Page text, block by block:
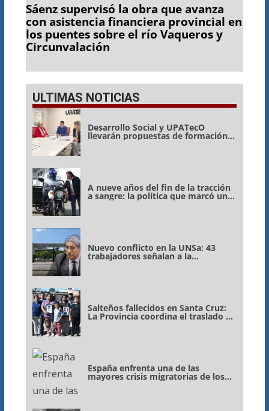
Sáenz supervisó la obra que avanza
con asistencia financiera provincial en
los puentes sobre el río Vaqueros y
Circunvalación
ULTIMAS NOTICIAS
Desarrollo Social y UPATecO
llevarán propuestas de formación a
merenderos de Salta
A nueve años del fin de la tracción
a sangre: la política que marcó un
antes y un después en Salta
Nuevo conflicto en la UNSa: 43
trabajadores señalan a la
conducción de Miguel Nina tras el
Salteños fallecidos en Santa Cruz:
La Provincia coordina el traslado de
España enfrenta una de las
mayores crisis migratorias de los
últimos años tras una entrada